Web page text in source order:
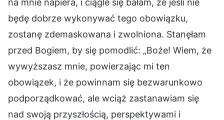
będę dobrze wykonywać tego obowiązku,
zostanę zdemaskowana i zwolniona. Stanęłam
przed Bogiem, by się pomodlić: „Boże! Wiem, że
wywyższasz mnie, powierzając mi ten
obowiązek, i że powinnam się bezwarunkowo
podporządkować, ale wciąż zastanawiam się
nad swoją przyszłością, perspektywami i